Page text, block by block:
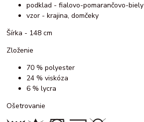
podklad - fialovo-pomarančovo-biely
vzor - krajina, domčeky
Šírka - 148 cm
Zloženie
70 % polyester
24 % viskóza
6 % lycra
Ošetrovanie